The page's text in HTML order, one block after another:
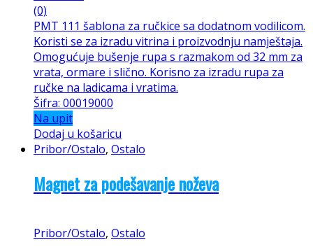
(0)
PMT 111 šablona za ručkice sa dodatnom vodilicom.
Koristi se za izradu vitrina i proizvodnju namještaja.
Omogućuje bušenje rupa s razmakom od 32 mm za
vrata, ormare i slično. Korisno za izradu rupa za
ručke na ladicama i vratima.
Šifra: 00019000
Na upit
Dodaj u košaricu
Pribor/Ostalo, Ostalo
Magnet za podešavanje noževa
Pribor/Ostalo, Ostalo